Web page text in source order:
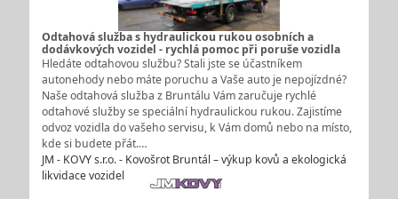
Odtahová služba s hydraulickou rukou osobních a
dodávkových vozidel - rychlá pomoc při poruše vozidla
Hledáte odtahovou službu? Stali jste se účastníkem
autonehody nebo máte poruchu a Vaše auto je nepojízdné?
Naše odtahová služba z Bruntálu Vám zaručuje rychlé
odtahové služby se speciální hydraulickou rukou. Zajistíme
odvoz vozidla do vašeho servisu, k Vám domů nebo na místo,
kde si budete přát.…
JM - KOVY s.r.o. - Kovošrot Bruntál – výkup kovů a ekologická
likvidace vozidel